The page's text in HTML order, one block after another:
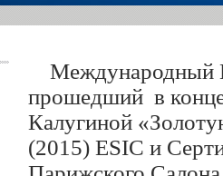
Международный
прошедший в
Калугиной
(2015) ESIC и